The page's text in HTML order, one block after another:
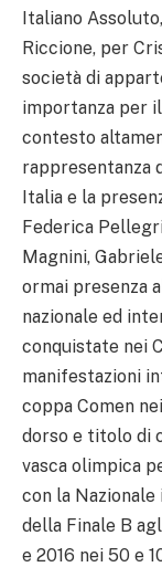
Italiano
Riccione, per
società di
importanza per
contesto
rappresentanza
Italia e la
Federica
Magnini,
ormai presenza
nazionale ed
conquistate nei
manifestazioni
coppa Comen
dorso e titolo di
vasca olimpica
con la Nazionale
della Finale B
e 2016 nei 50 e